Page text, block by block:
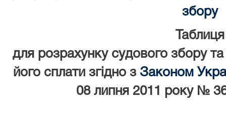
збору
Таблиця
для розрахунку судового збору
його сплати згідно з Законом
08 липня 2011 року №